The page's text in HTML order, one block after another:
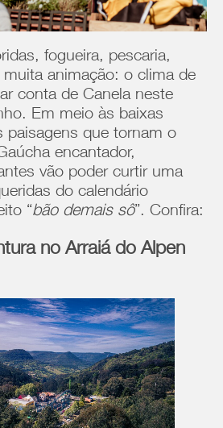
fogueira, pescaria,
animação: o clima de
conta de Canela neste
Em meio às baixas
paisagens que tornam o
encantador,
vão poder curtir uma
do calendário
“bão demais sô”. Confira:
no Arraiá do Alpen